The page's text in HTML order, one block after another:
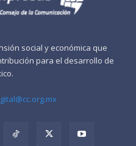
social y económica que
para el desarrollo de